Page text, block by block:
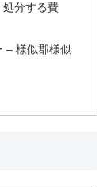
分する費
– 様似郡様似